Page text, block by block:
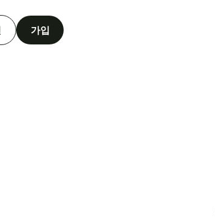
가입